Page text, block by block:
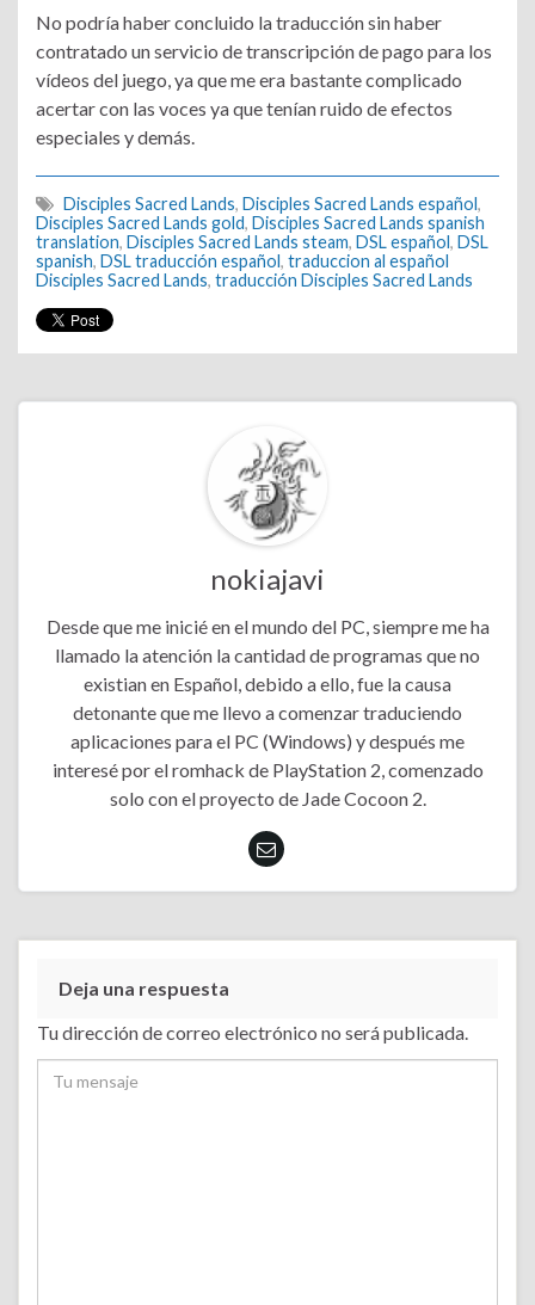
No podría haber concluido la traducción sin haber
contratado un servicio de transcripción de pago para los
vídeos del juego, ya que me era bastante complicado
acertar con las voces ya que tenían ruido de efectos
especiales y demás.
Disciples Sacred Lands, Disciples Sacred Lands español,
Disciples Sacred Lands gold, Disciples Sacred Lands spanish
translation, Disciples Sacred Lands steam, DSL español, DSL
spanish, DSL traducción español, traduccion al español
Disciples Sacred Lands, traducción Disciples Sacred Lands
nokiajavi
Desde que me inicié en el mundo del PC, siempre me ha
llamado la atención la cantidad de programas que no
existian en Español, debido a ello, fue la causa
detonante que me llevo a comenzar traduciendo
aplicaciones para el PC (Windows) y después me
interesé por el romhack de PlayStation 2, comenzado
solo con el proyecto de Jade Cocoon 2.
Deja una respuesta
Tu dirección de correo electrónico no será publicada.